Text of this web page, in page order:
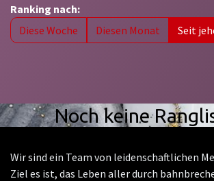
Ranking nach:
Diese Woche
Diesen Monat Seit
Noch keine
Wir sind ein Team von leidenschaftlichen
Ziel es ist, das Leben aller durch